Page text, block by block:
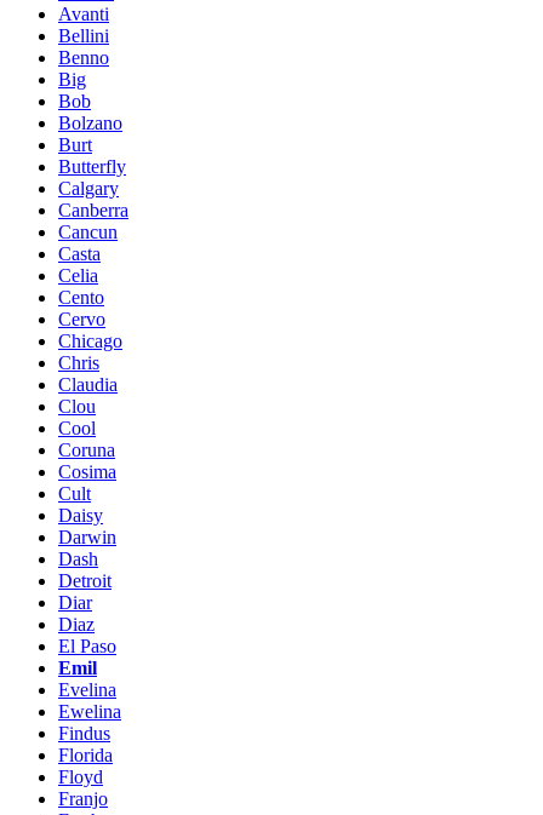
Avanti
Bellini
Benno
Big
Bob
Bolzano
Burt
Butterfly
Calgary
Canberra
Cancun
Casta
Celia
Cento
Cervo
Chicago
Chris
Claudia
Clou
Cool
Coruna
Cosima
Cult
Daisy
Darwin
Dash
Detroit
Diar
Diaz
El Paso
Emil
Evelina
Ewelina
Findus
Florida
Floyd
Franjo